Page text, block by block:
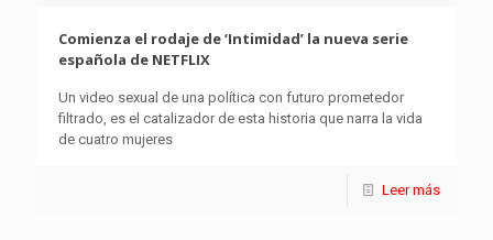
Comienza el rodaje de ‘Intimidad’ la nueva serie
española de NETFLIX
Un video sexual de una política con futuro prometedor
filtrado, es el catalizador de esta historia que narra la vida
de cuatro mujeres
Leer más